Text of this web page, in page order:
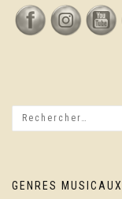
GENRES MUSICAUX